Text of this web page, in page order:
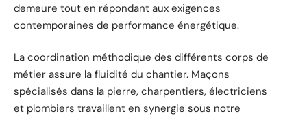
demeure tout en répondant aux exigences
contemporaines de performance énergétique.
La coordination méthodique des différents corps de
métier assure la fluidité du chantier. Maçons
spécialisés dans la pierre, charpentiers, électriciens
et plombiers travaillent en synergie sous notre